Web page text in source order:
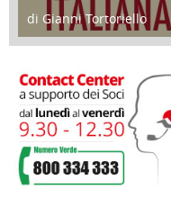
di Gianni Tortoriello
17 Marzo 2018